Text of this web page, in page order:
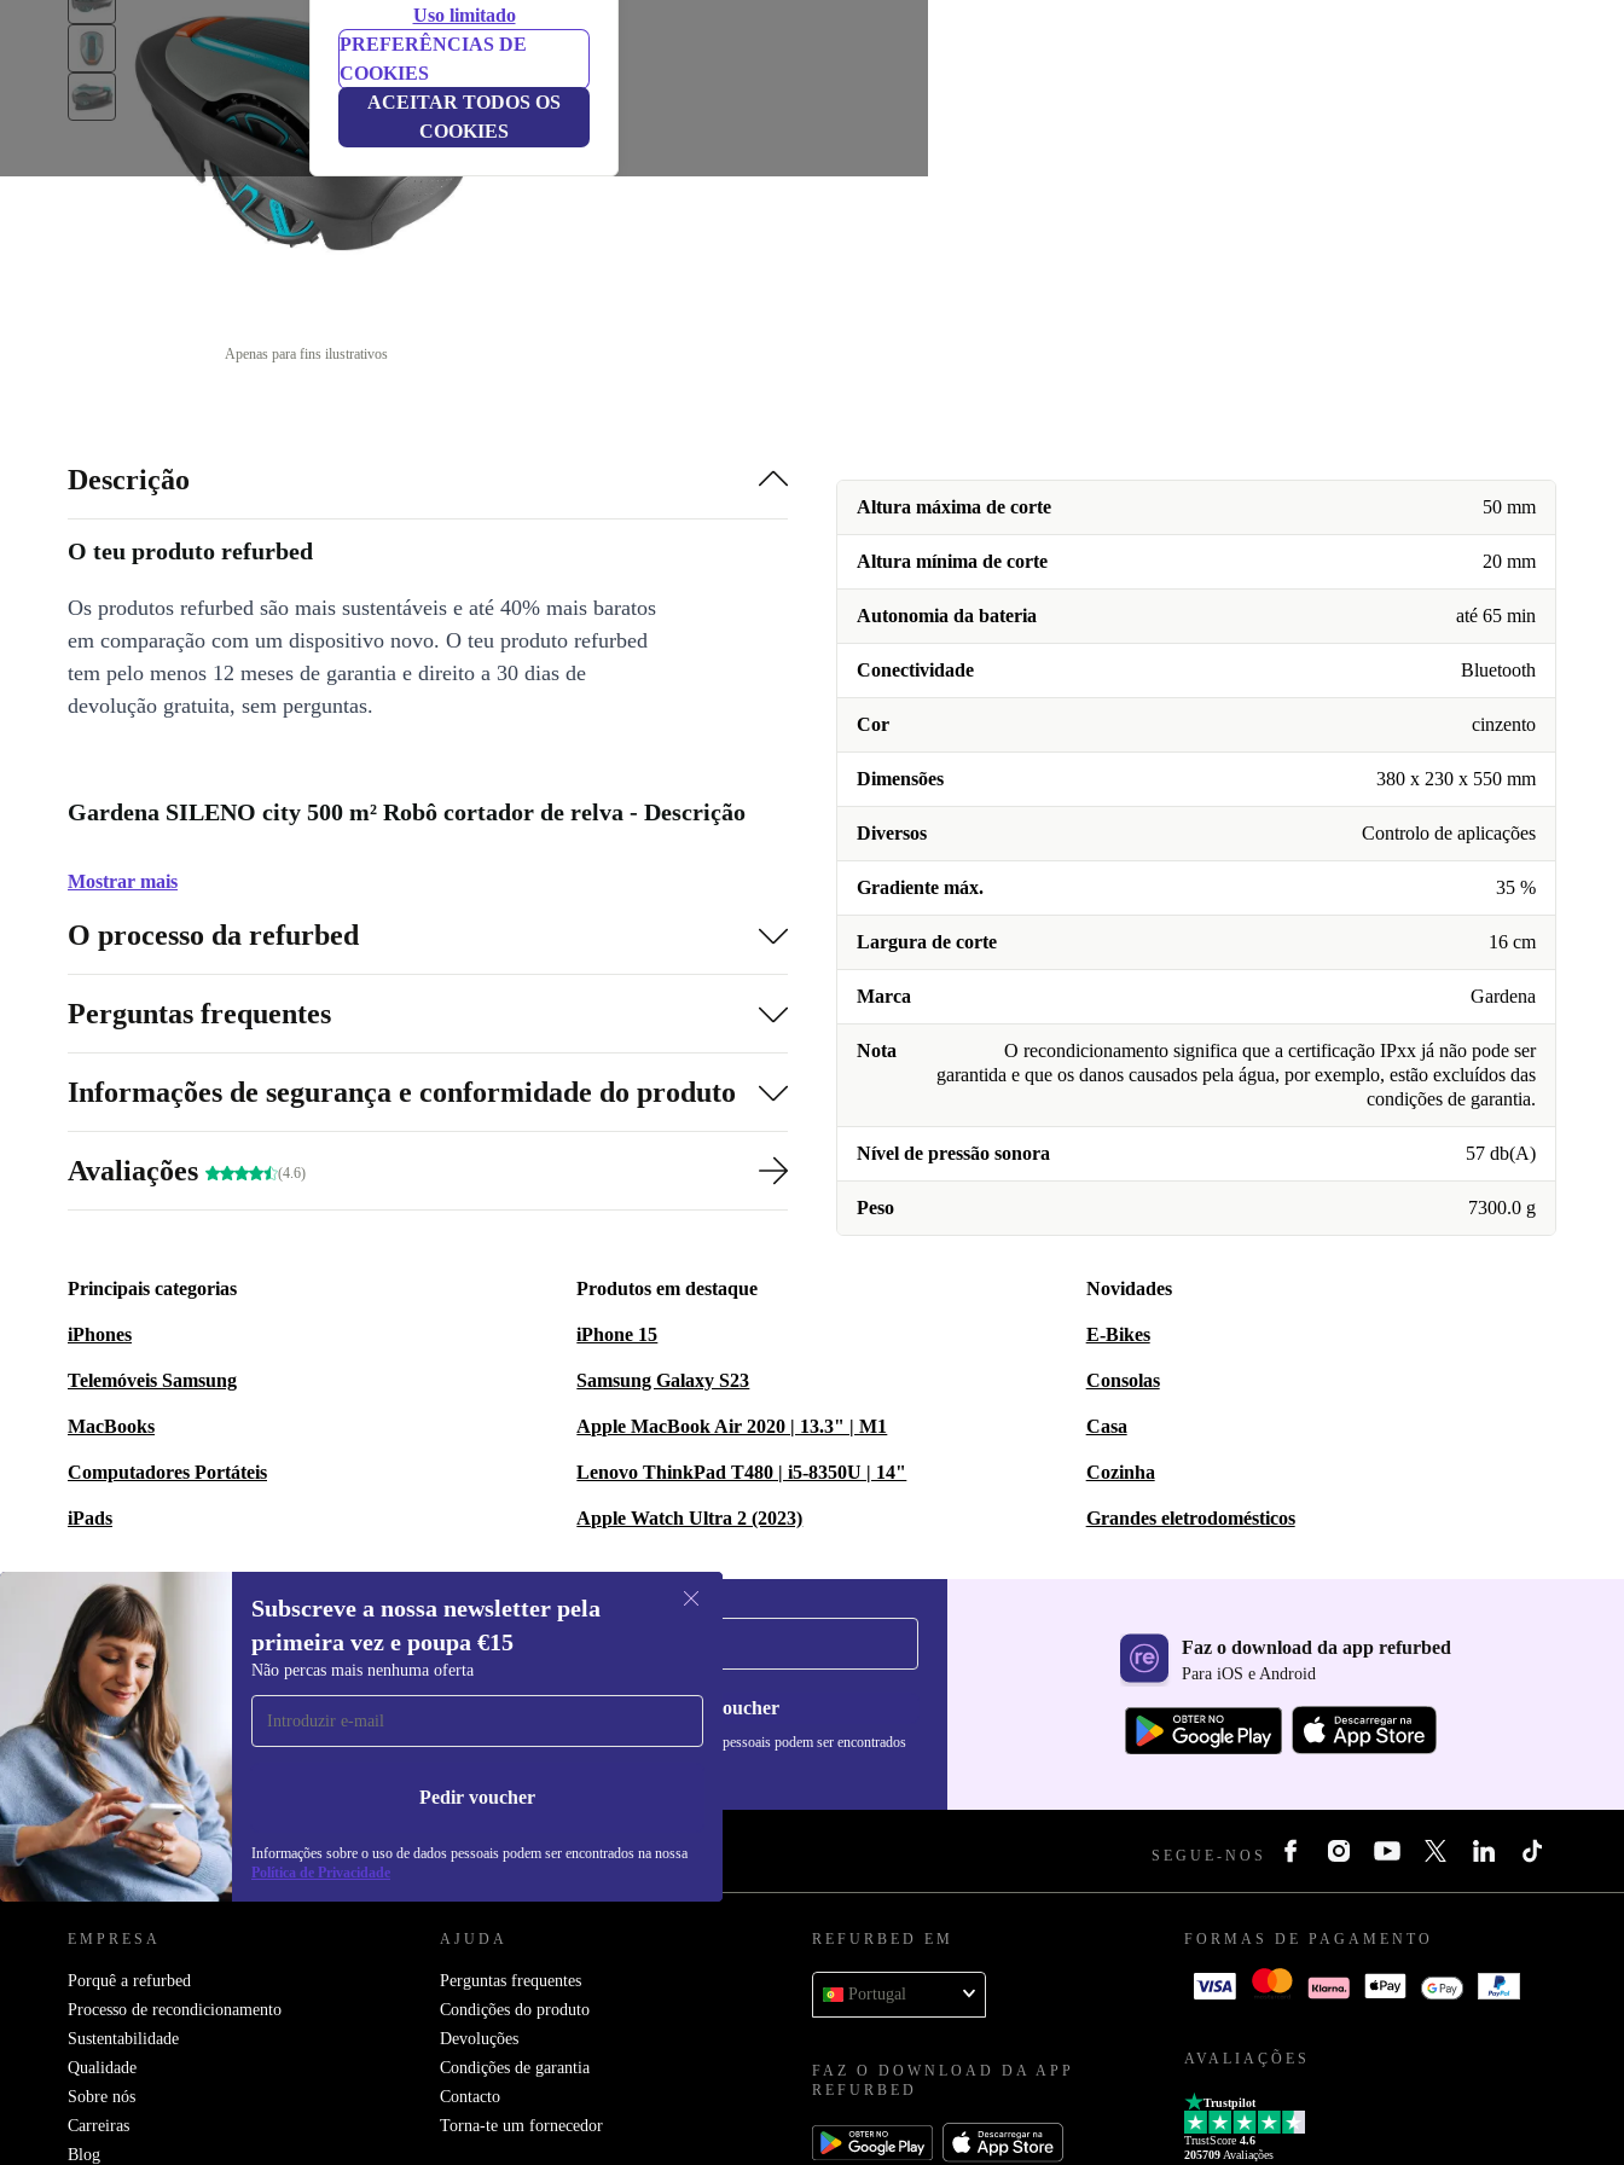
Uso limitado
PREFERÊNCIAS DE
COOKIES
ACEITAR TODOS OS
COOKIES
Apenas para fins ilustrativos
Altura máxima de corte 50 mm
Altura mínima de corte 20 mm
Autonomia da bateria até 65 min
Conectividade Bluetooth
Cor cinzento
Dimensões 380 x 230 x 550 mm
Diversos Controlo de aplicações
Gradiente máx. 35 %
Largura de corte 16 cm
Marca Gardena
Nota
O recondicionamento significa que a certificação IPxx já não pode ser
garantida e que os danos causados pela água, por exemplo, estão excluídos das
condições de garantia.
Nível de pressão sonora 57 db(A)
Peso 7300.0 g
Descrição
O teu produto refurbed
Os produtos refurbed são mais sustentáveis e até 40% mais baratos
em comparação com um dispositivo novo. O teu produto refurbed
tem pelo menos 12 meses de garantia e direito a 30 dias de
devolução gratuita, sem perguntas.
Gardena SILENO city 500 m² Robô cortador de relva - Descrição
Mostrar mais
O processo da refurbed
Perguntas frequentes
Informações de segurança e conformidade do produto
Avaliações (4.6)
Principais categorias
iPhones
Telemóveis Samsung
MacBooks
Computadores Portáteis
iPads
Produtos em destaque
iPhone 15
Samsung Galaxy S23
Apple MacBook Air 2020 | 13.3" | M1
Lenovo ThinkPad T480 | i5-8350U | 14"
Apple Watch Ultra 2 (2023)
Novidades
E-Bikes
Consolas
Casa
Cozinha
Grandes eletrodomésticos
Subscreve a nossa newsletter pela
primeira vez e poupa €15
Não percas mais nenhuma oferta
Pedir voucher
Informações sobre o uso de dados pessoais podem ser encontrados na nossa
Política de Privacidade
Subscreve a nossa newsletter pela
primeira vez e poupa 15€!
Não percas mais nenhuma oferta.
Pedir voucher
Informações sobre o uso de dados pessoais podem ser encontrados
Faz o download da app refurbed
Para iOS e Android
REFURBED PORTUGAL - RETHINK NEW. SEGUE-NOS
EMPRESA
Porquê a refurbed
Processo de recondicionamento
Sustentabilidade
Qualidade
Sobre nós
Carreiras
Blog
AJUDA
Perguntas frequentes
Condições do produto
Devoluções
Condições de garantia
Contacto
Torna-te um fornecedor
REFURBED EM
Portugal
FAZ O DOWNLOAD DA APP
REFURBED
FORMAS DE PAGAMENTO
AVALIAÇÕES
Trustpilot
TrustScore 4.6
205709 Avaliações